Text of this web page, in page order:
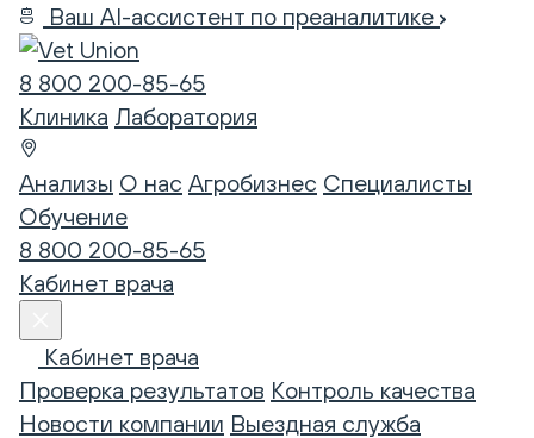
Ваш AI-ассистент по преаналитике
8 800 200-85-65
Клиника Лаборатория
Анализы О нас Агробизнес Специалисты
Обучение
8 800 200-85-65
Кабинет врача
Кабинет врача
Проверка результатов Контроль качества
Новости компании Выездная служба